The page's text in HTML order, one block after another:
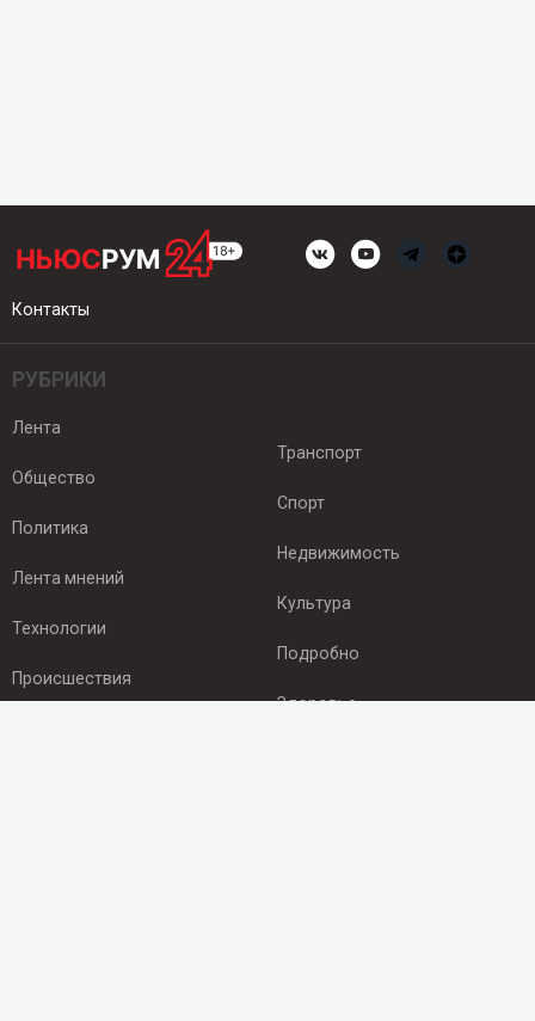
Контакты
РУБРИКИ
Лента
Общество
Политика
Лента мнений
Технологии
Происшествия
Транспорт
Спорт
Недвижимость
Культура
Подробно
Здоровье